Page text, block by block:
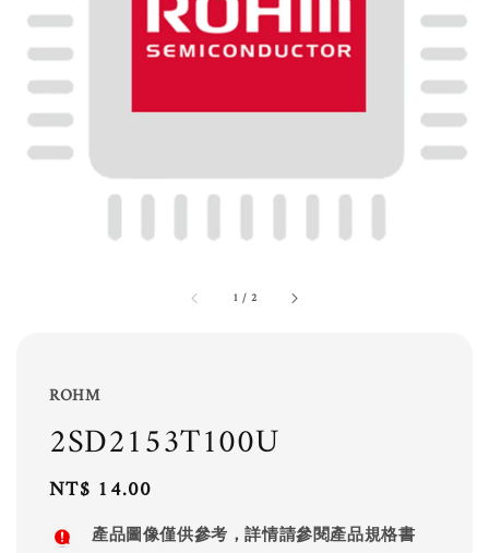
1 / 2
ROHM
2SD2153T100U
Regular
price
NT$ 14.00
產品圖像僅供參考，詳情請參閱產品規格書